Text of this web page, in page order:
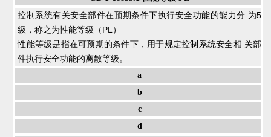
控制系统有关安全部件在预期条件下执行安全功能的能力分 为5
级，称之为性能等级（PL）
性能等级是指在可预期的条件下，用于规定控制系统安全相 关部
件执行安全功能的离散等级。
a
b
c
d